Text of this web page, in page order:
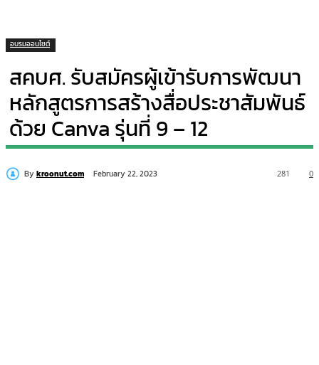
อบรมออนไซต์
สคบศ. รับสมัครผู้เข้ารับการพัฒนา
หลักสูตรการสร้างสื่อประชาสัมพันธ์
ด้วย Canva รุ่นที่ 9 – 12
Bykroonut.com February 22, 2023 0
281